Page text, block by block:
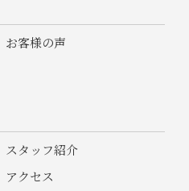
お客様の声
スタッフ紹介
アクセス